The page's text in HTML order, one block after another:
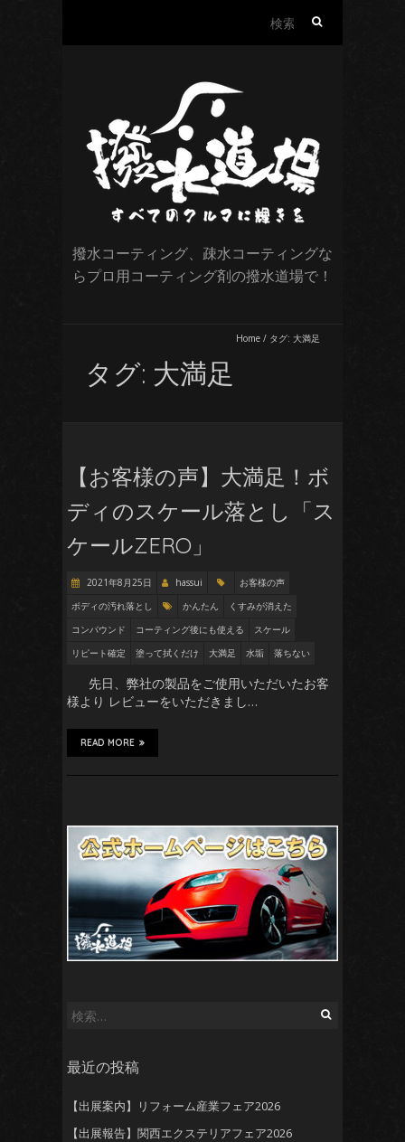
撥水コーティング、疎水コーティングな
らプロ用コーティング剤の撥水道場で！
Home / タグ: 大満足
タグ: 大満足
【お客様の声】大満足！ボ
ディのスケール落とし「ス
ケールZERO」
2021年8月25日 hassui
お客様の声
ボディの汚れ落とし
かんたん
くすみが消えた
コンパウンド
コーティング後にも使える
スケール
リピート確定
塗って拭くだけ 大満足 水垢 落ちない
先日、弊社の製品をご使用いただいたお客
様より レビューをいただきまし…
READ MORE
検
最近の投稿
【出展案内】リフォーム産業フェア2026
【出展報告】関西エクステリアフェア2026